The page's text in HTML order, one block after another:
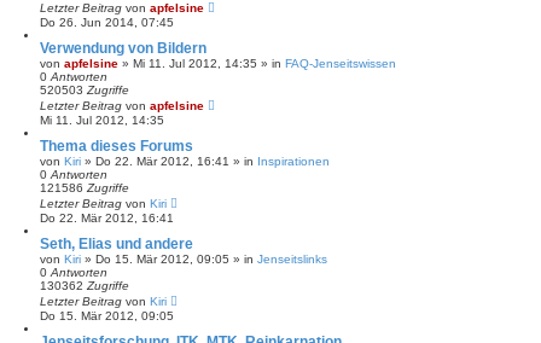
Letzter Beitrag von apfelsine
Do 26. Jun 2014, 07:45
Verwendung von Bildern
von apfelsine » Mi 11. Jul 2012, 14:35 » in FAQ-Jenseitswissen
0 Antworten
520503 Zugriffe
Letzter Beitrag von apfelsine
Mi 11. Jul 2012, 14:35
Thema dieses Forums
von Kiri » Do 22. Mär 2012, 16:41 » in Inspirationen
0 Antworten
121586 Zugriffe
Letzter Beitrag von Kiri
Do 22. Mär 2012, 16:41
Seth, Elias und andere
von Kiri » Do 15. Mär 2012, 09:05 » in Jenseitslinks
0 Antworten
130362 Zugriffe
Letzter Beitrag von Kiri
Do 15. Mär 2012, 09:05